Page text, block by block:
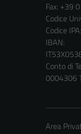
Fax: +39
Codice
Codice
IBAN:
Conto di
0004306
Area